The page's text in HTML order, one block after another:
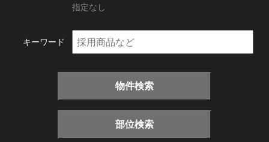
指定なし
キーワード
物件検索
部位検索